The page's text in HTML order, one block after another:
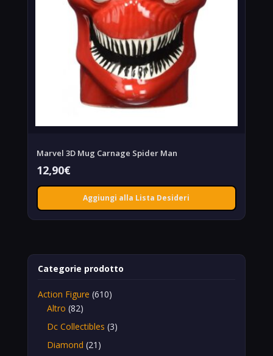
Marvel 3D Mug Carnage Spider Man
12,90€
Aggiungi alla Lista Desideri
Categorie prodotto
Action Figure (610)
Altro (82)
Dc Collectibles (3)
Diamond (21)